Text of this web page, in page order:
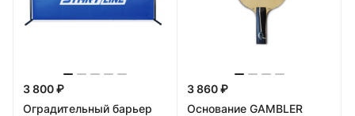
3 800 ₽
Оградительный барьер
3 860 ₽
Основание GAMBLER